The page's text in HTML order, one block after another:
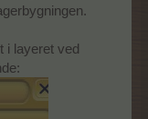
i layeret ved